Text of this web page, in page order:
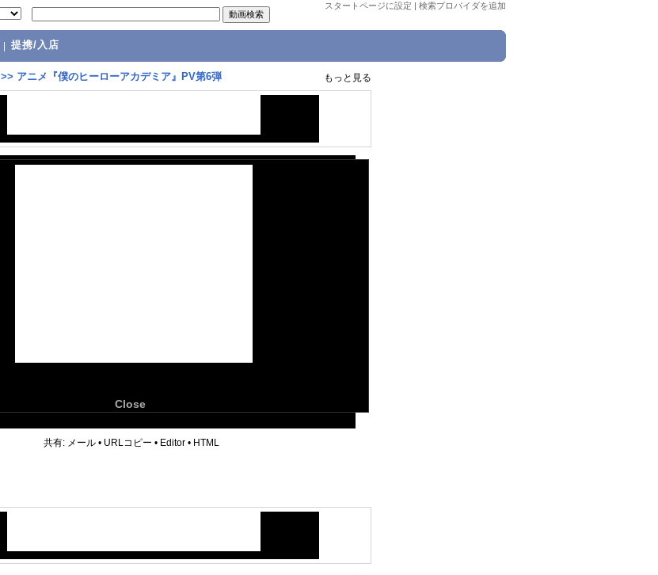
スタートページに設定 | 検索プロバイダを追加
提携/入店
>> アニメ『僕のヒーローアカデミア』PV第6弾 もっと見る
Close
共有: メール • URLコピー • Editor • HTML